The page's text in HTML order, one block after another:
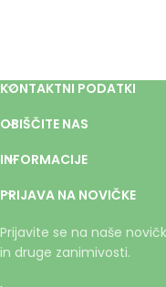
KONTAKTNI PODATKI
OBIŠČITE NAS
INFORMACIJE
PRIJAVA NA NOVIČKE
Prijavite se na naše
in druge zanimivosti.